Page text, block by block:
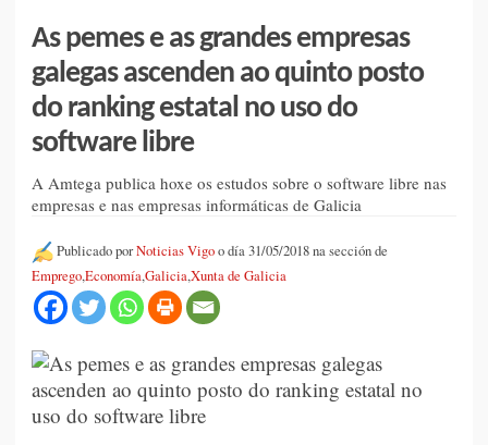
As pemes e as grandes empresas
galegas ascenden ao quinto posto
do ranking estatal no uso do
software libre
A Amtega publica hoxe os estudos sobre o software libre nas
empresas e nas empresas informáticas de Galicia
Publicado porNoticias Vigoo día 31/05/2018 na sección de
Emprego,Economía,Galicia,Xunta de Galicia